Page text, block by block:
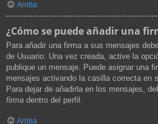
Arriba
¿Cómo se puede añadir una
Para añadir una firma a sus mensajes
de Usuario. Una vez creada, active la
publique un mensaje. Puede asignar una
mensajes activando la casilla correcta en
Para dejar de añadirla en los mensajes,
firma dentro del perfil.
Arriba